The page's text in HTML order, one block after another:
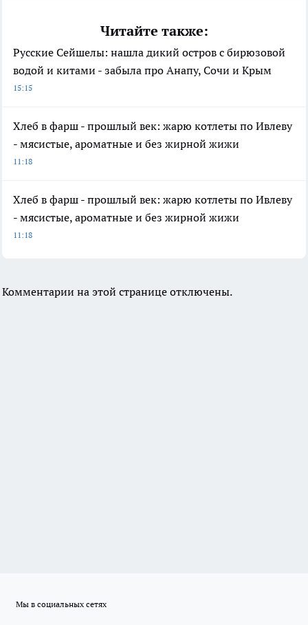
Читайте также:
Русские Сейшелы: нашла дикий остров с бирюзовой
водой и китами - забыла про Анапу, Сочи и Крым
15:15
Хлеб в фарш - прошлый век: жарю котлеты по Ивлеву
- мясистые, ароматные и без жирной жижи
11:18
Хлеб в фарш - прошлый век: жарю котлеты по Ивлеву
- мясистые, ароматные и без жирной жижи
11:18
Комментарии на этой странице отключены.
Мы в социальных сетях